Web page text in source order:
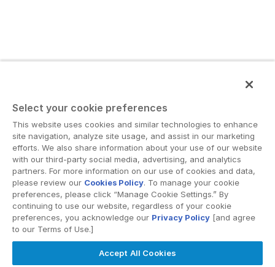
Select your cookie preferences
This website uses cookies and similar technologies to enhance
site navigation, analyze site usage, and assist in our marketing
efforts. We also share information about your use of our website
with our third-party social media, advertising, and analytics
partners. For more information on our use of cookies and data,
please review our Cookies Policy. To manage your cookie
preferences, please click “Manage Cookie Settings.” By
continuing to use our website, regardless of your cookie
preferences, you acknowledge our Privacy Policy [and agree
to our Terms of Use.]
Accept All Cookies